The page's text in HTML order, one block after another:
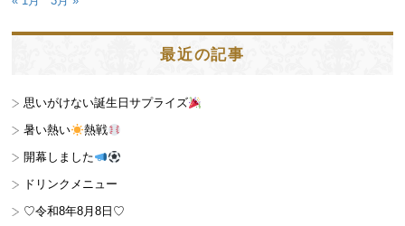
最近の記事
思いがけない誕生日サプライズ
暑い熱い
熱戦
開幕しました
ドリンクメニュー
♡令和8年8月8日♡